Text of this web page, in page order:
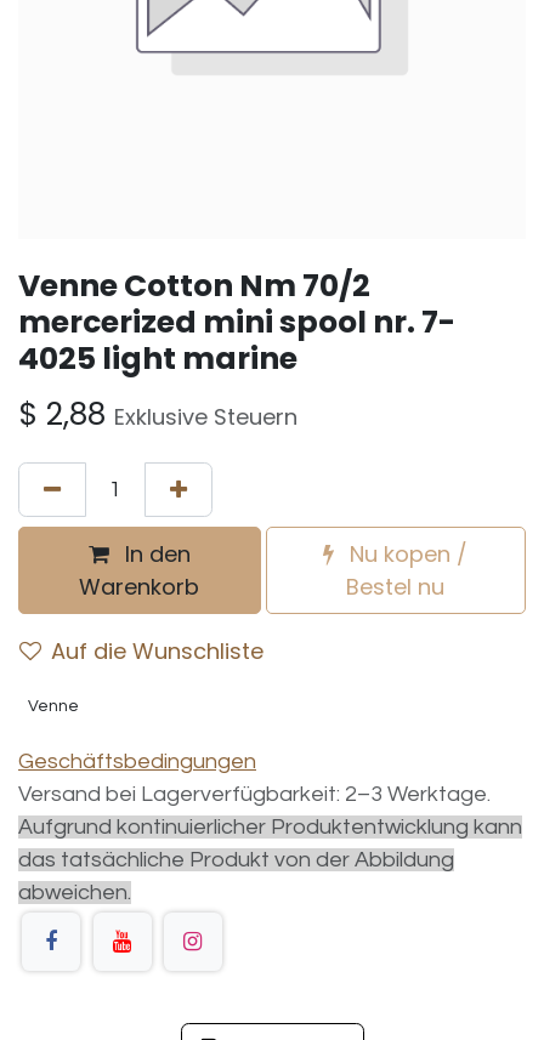
Venne Cotton Nm 70/2
mercerized mini spool nr. 7-
4025 light marine
$ 2,88 Exklusive Steuern
In den
Warenkorb
Nu kopen /
Bestel nu
Auf die Wunschliste
Venne
Geschäftsbedingungen
Versand bei Lagerverfügbarkeit: 2–3 Werktage.
Aufgrund kontinuierlicher Produktentwicklung kann
das tatsächliche Produkt von der Abbildung
abweichen.